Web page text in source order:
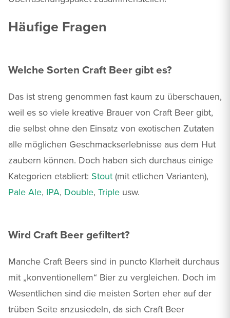
Häufige Fragen
Welche Sorten Craft Beer gibt es?
Das ist streng genommen fast kaum zu überschauen,
weil es so viele kreative Brauer von Craft Beer gibt,
die selbst ohne den Einsatz von exotischen Zutaten
alle möglichen Geschmackserlebnisse aus dem Hut
zaubern können. Doch haben sich durchaus einige
Kategorien etabliert: Stout (mit etlichen Varianten),
Pale Ale, IPA, Double, Triple usw.
Wird Craft Beer gefiltert?
Manche Craft Beers sind in puncto Klarheit durchaus
mit „konventionellem“ Bier zu vergleichen. Doch im
Wesentlichen sind die meisten Sorten eher auf der
trüben Seite anzusiedeln, da sich Craft Beer